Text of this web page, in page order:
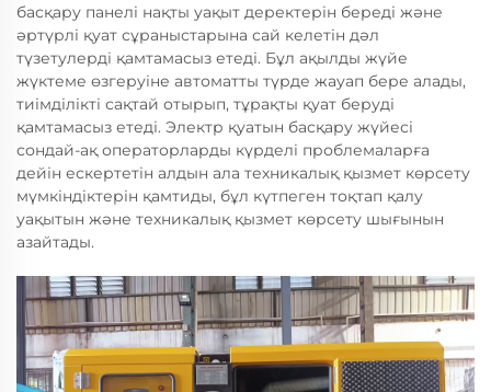
басқару панелі нақты уақыт деректерін береді және
әртүрлі қуат сұраныстарына сай келетін дәл
түзетулерді қамтамасыз етеді. Бұл ақылды жүйе
жүктеме өзгеруіне автоматты түрде жауап бере алады,
тиімділікті сақтай отырып, тұрақты қуат беруді
қамтамасыз етеді. Электр қуатын басқару жүйесі
сондай-ақ операторларды күрделі проблемаларға
дейін ескертетін алдын ала техникалық қызмет көрсету
мүмкіндіктерін қамтиды, бұл күтпеген тоқтап қалу
уақытын және техникалық қызмет көрсету шығынын
азайтады.